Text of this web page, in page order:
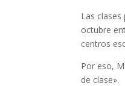
Las
octubre
centros
Por eso,
de clase».